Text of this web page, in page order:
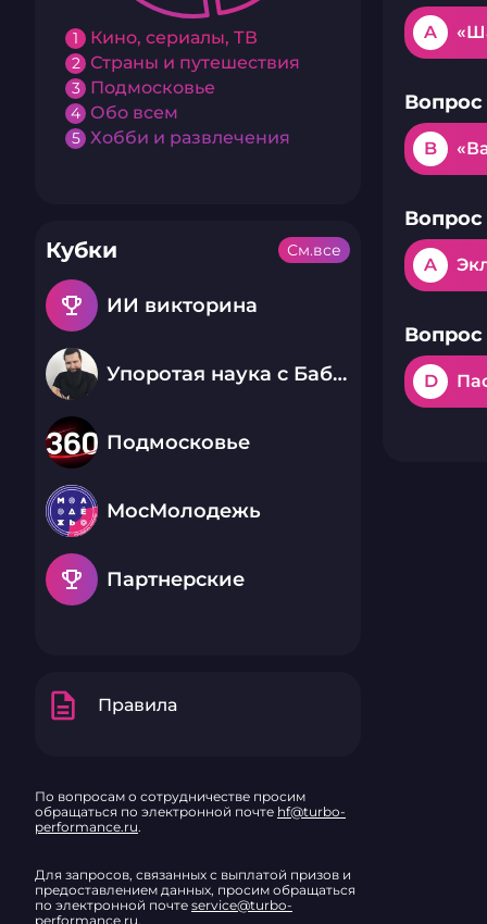
1 Кино, сериалы, ТВ
2 Страны и путешествия
3 Подмосковье
4 Обо всем
5 Хобби и развлечения
Кубки
emoji_events ИИ викторина
Упоротая наука с Бабаем Лютым
Подмосковье
МосМолодежь
emoji_events Партнерские
См.все
description Правила
По вопросам о сотрудничестве просим
обращаться по электронной почте hf@turbo-
performance.ru.
Для запросов, связанных с выплатой призов и
предоставлением данных, просим обращаться
по электронной почте service@turbo-
performance.ru.
A
Вопрос
B
Вопрос
A
Вопрос
D